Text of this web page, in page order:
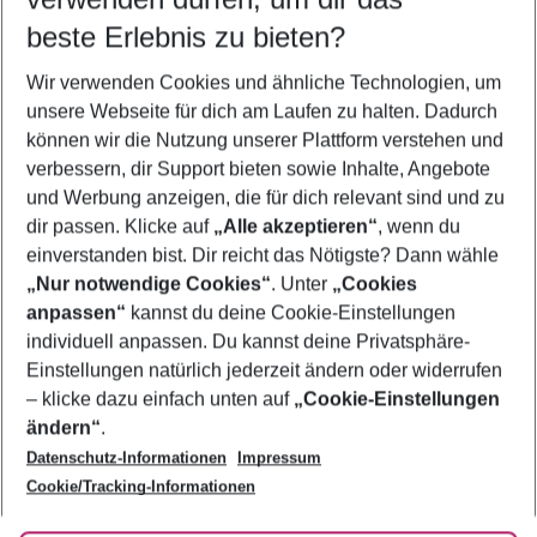
5-8 Nächte
2 Erwachsene Keine Kinder
Mehr Filter anzeigen
Footer
Footer navigation
Über uns
AGB
Bestpreisgarantie
Cookie-Einstellungen ändern
Cookie-Richtlinie
Agenturbetreuung
Barrierefreies Reisen
Folge uns
beste Erlebnis zu bieten?
Wir verwenden Cookies und ähnliche Technologien, um
unsere Webseite für dich am Laufen zu halten. Dadurch
können wir die Nutzung unserer Plattform verstehen und
verbessern, dir Support bieten sowie Inhalte, Angebote
und Werbung anzeigen, die für dich relevant sind und zu
dir passen. Klicke auf „Alle akzeptieren“, wenn du
einverstanden bist. Dir reicht das Nötigste? Dann wähle
„Nur notwendige Cookies“. Unter „Cookies
anpassen“ kannst du deine Cookie-Einstellungen
individuell anpassen. Du kannst deine Privatsphäre-
Einstellungen natürlich jederzeit ändern oder widerrufen
– klicke dazu einfach unten auf „Cookie-Einstellungen
ändern“.
Datenschutz-Informationen
Impressum
Cookie/Tracking-Informationen